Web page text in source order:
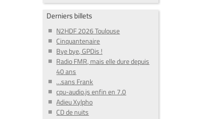
Derniers billets
N2HDF 2026 Toulouse
Cinquantenaire
Bye bye, GPDis !
Radio FMR, mais elle dure depuis
40 ans
…sans Frank
cpu-audio.js enfin en 7.0
Adieu Xylpho
CD de nuits